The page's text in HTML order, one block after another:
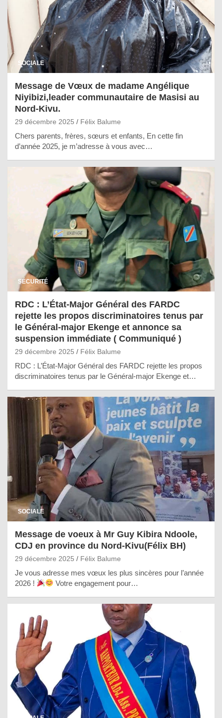
SOCIALE
Message de Vœux de madame Angélique
Niyibizi,leader communautaire de Masisi au
Nord-Kivu.
29 décembre 2025 Félix Balume
Chers parents, frères, sœurs et enfants, En cette fin
d’année 2025, je m’adresse à vous avec…
SÉCURITÉ
RDC : L’État-Major Général des FARDC
rejette les propos discriminatoires tenus par
le Général-major Ekenge et annonce sa
suspension immédiate ( Communiqué )
29 décembre 2025 Félix Balume
RDC : L’État-Major Général des FARDC rejette les propos
discriminatoires tenus par le Général-major Ekenge et…
SOCIALE
Message de voeux à Mr Guy Kibira Ndoole,
CDJ en province du Nord-Kivu(Félix BH)
29 décembre 2025 Félix Balume
Je vous adresse mes vœux les plus sincères pour l’année
2026 !
Votre engagement pour…